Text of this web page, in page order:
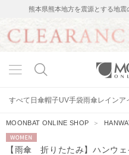
熊本県熊本地方を震源とする地
すべて 日傘帽子UV手袋雨傘レインア
MOONBAT ONLINE SHOP ＞
WOMEN
【雨傘 折りたたみ】ハンウ